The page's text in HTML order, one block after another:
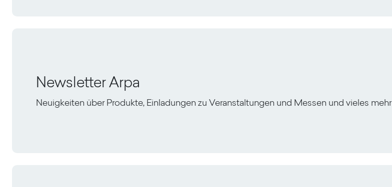
Newsletter Arpa
Neuigkeiten über Produkte, Einladungen zu Veranstaltungen und Messen und vieles mehr